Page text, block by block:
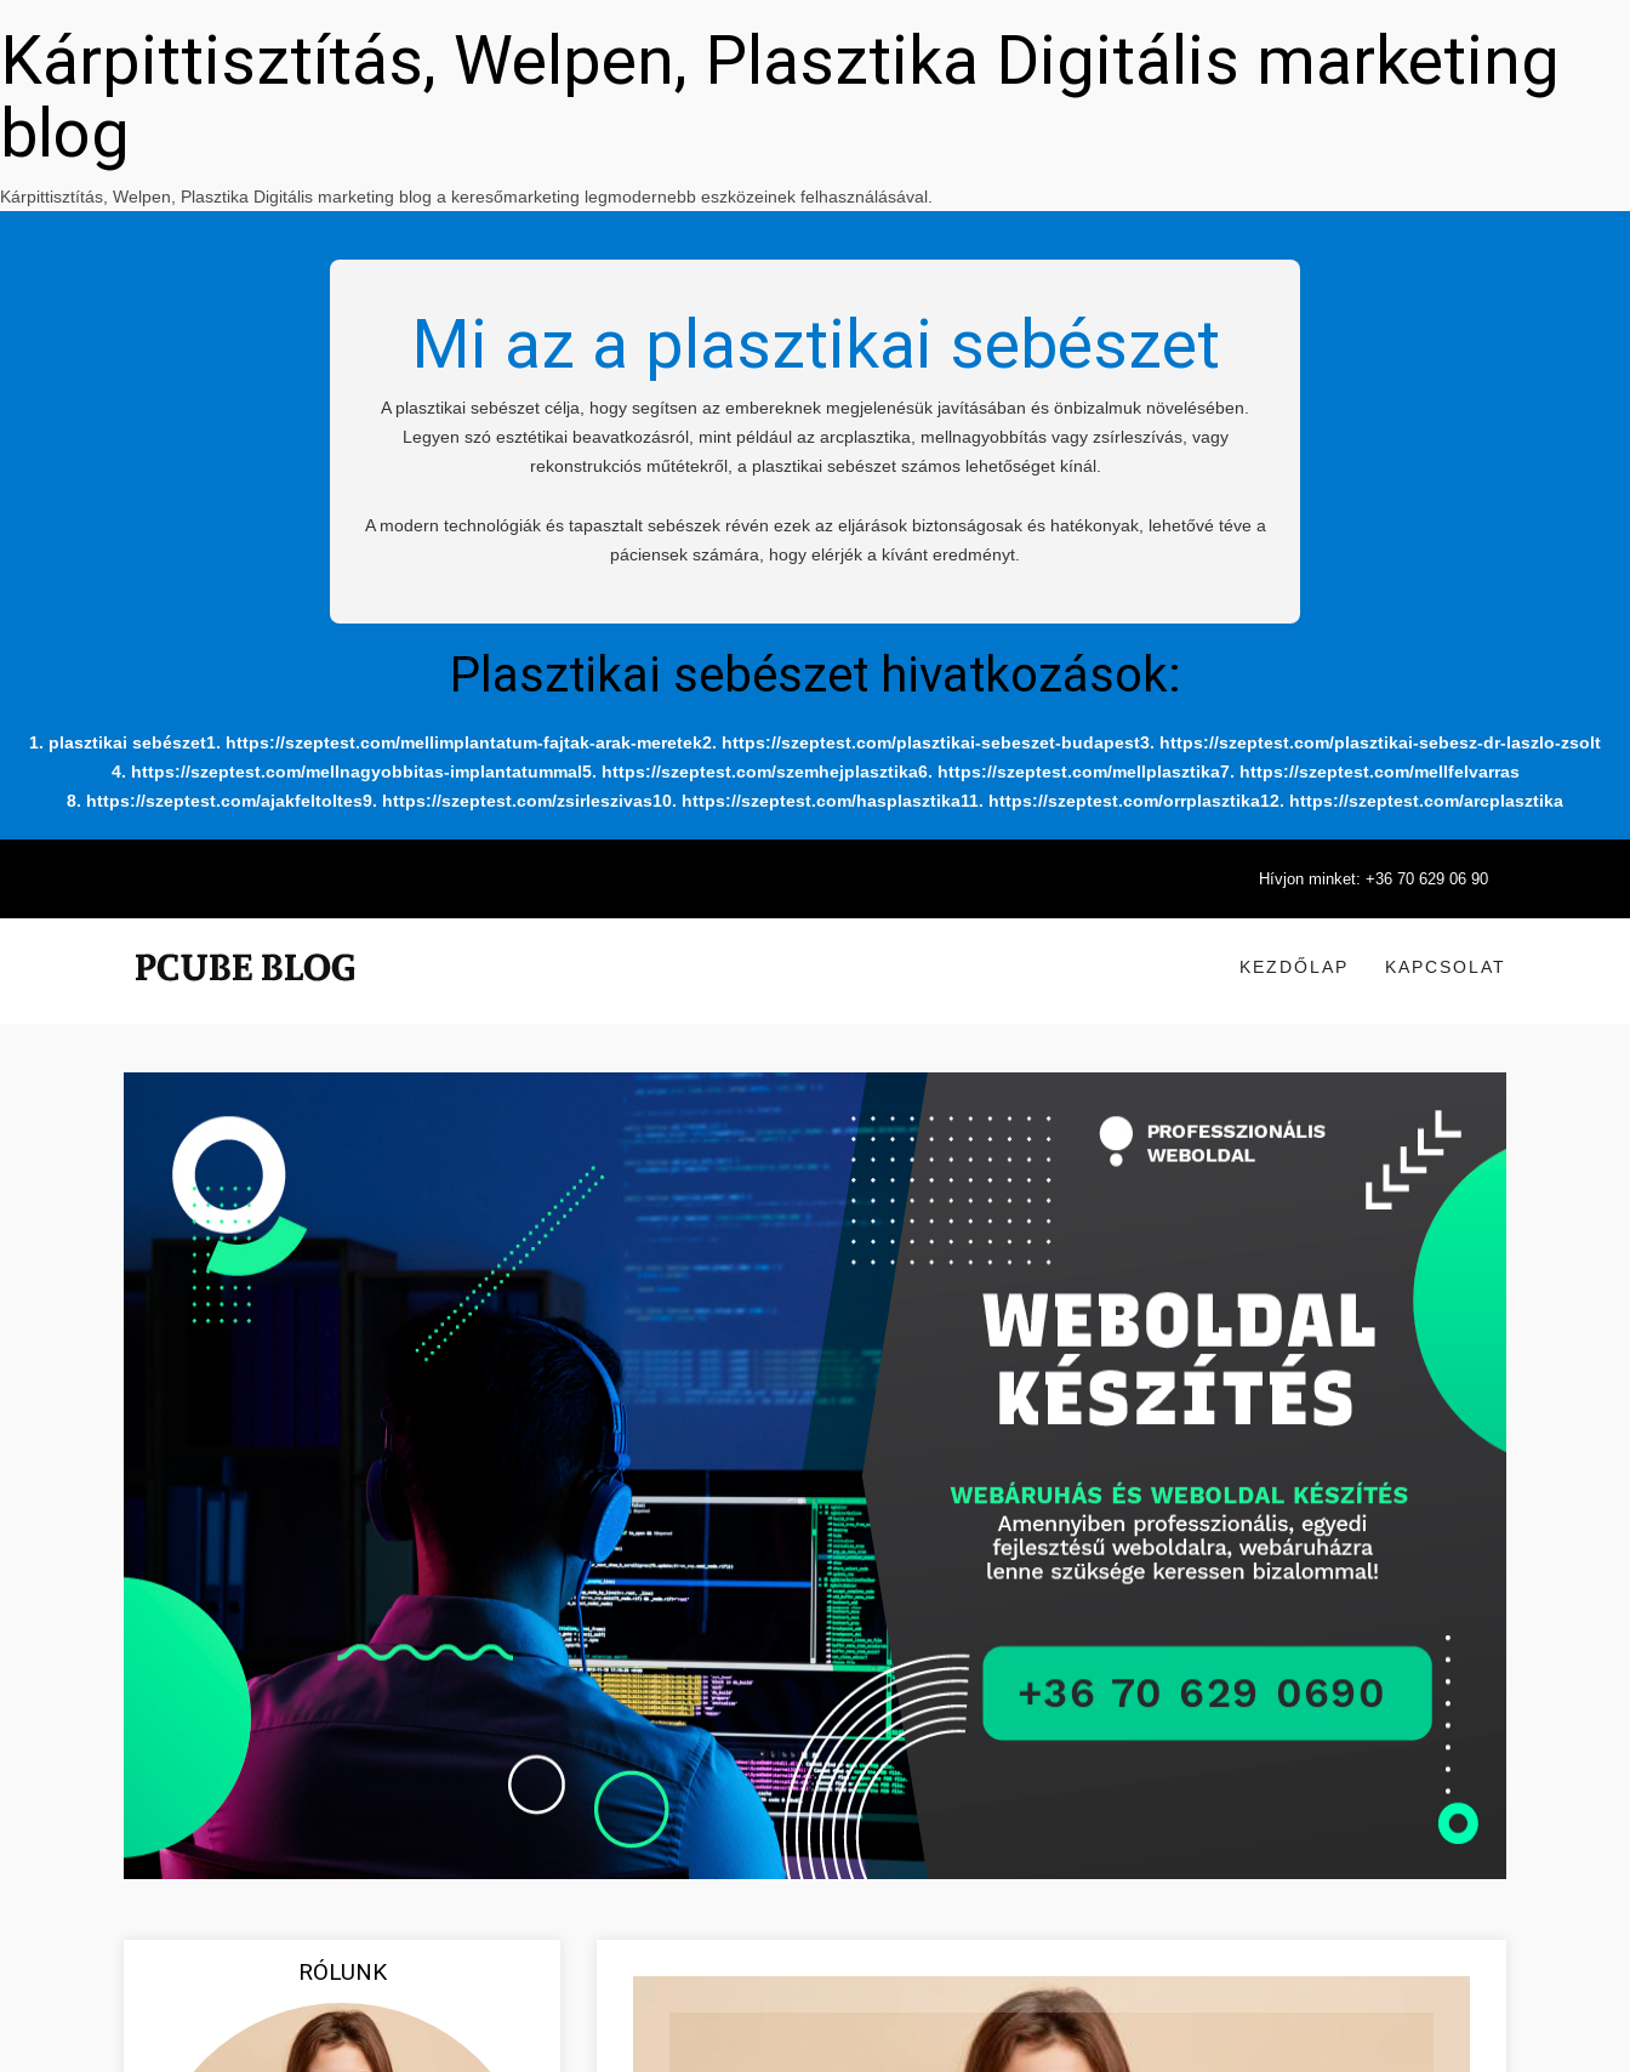
Kárpittisztítás, Welpen, Plasztika Digitális marketing
blog
Kárpittisztítás, Welpen, Plasztika Digitális marketing blog a keresőmarketing legmodernebb eszközeinek felhasználásával.
Mi az a plasztikai sebészet
A plasztikai sebészet célja, hogy segítsen az embereknek megjelenésük javításában és önbizalmuk növelésében.
Legyen szó esztétikai beavatkozásról, mint például az arcplasztika, mellnagyobbítás vagy zsírleszívás, vagy
rekonstrukciós műtétekről, a plasztikai sebészet számos lehetőséget kínál.
A modern technológiák és tapasztalt sebészek révén ezek az eljárások biztonságosak és hatékonyak, lehetővé téve a
páciensek számára, hogy elérjék a kívánt eredményt.
Plasztikai sebészet hivatkozások:
1. plasztikai sebészet1. https://szeptest.com/mellimplantatum-fajtak-arak-meretek2. https://szeptest.com/plasztikai-sebeszet-budapest3. https://szeptest.com/plasztikai-sebesz-dr-laszlo-zsolt
4. https://szeptest.com/mellnagyobbitas-implantatummal5. https://szeptest.com/szemhejplasztika6. https://szeptest.com/mellplasztika7. https://szeptest.com/mellfelvarras
8. https://szeptest.com/ajakfeltoltes9. https://szeptest.com/zsirleszivas10. https://szeptest.com/hasplasztika11. https://szeptest.com/orrplasztika12. https://szeptest.com/arcplasztika
Hívjon minket: +36 70 629 06 90
KEZDŐLAP KAPCSOLAT
RÓLUNK